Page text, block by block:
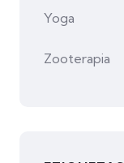
Yoga
Zooterapia